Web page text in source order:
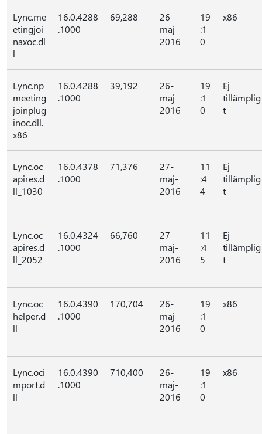
Lync.me
etingjoi
naxoc.dl
l
16.0.4288
.1000
69,288
26-
maj-
2016
19
:1
0
x86
Lync.np
meeting
joinplug
inoc.dll.
x86
16.0.4288
.1000
39,192
26-
maj-
2016
19
:1
0
Ej
tillämplig
t
Lync.oc
apires.d
ll_1030
16.0.4378
.1000
71,376
27-
maj-
2016
11
:4
4
Ej
tillämplig
t
Lync.oc
apires.d
ll_2052
16.0.4324
.1000
66,760
27-
maj-
2016
11
:4
5
Ej
tillämplig
t
Lync.oc
helper.d
ll
16.0.4390
.1000
170,704
26-
maj-
2016
19
:1
0
x86
Lync.oci
mport.d
ll
16.0.4390
.1000
710,400
26-
maj-
2016
19
:1
0
x86